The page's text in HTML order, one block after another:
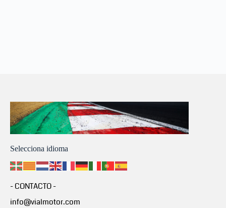
Selecciona idioma
- CONTACTO -
info@vialmotor.com